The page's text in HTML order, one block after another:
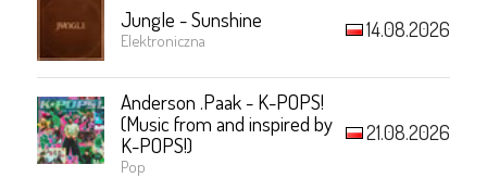
Jungle - Sunshine
Elektroniczna 14.08.2026
Anderson .Paak - K-POPS!
(Music from and inspired by
K-POPS!)
Pop
21.08.2026